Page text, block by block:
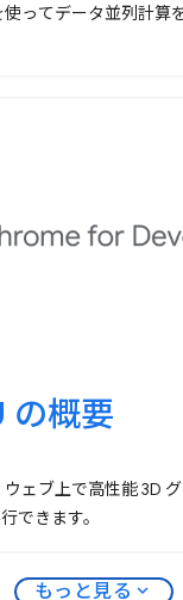
使ってデータ並列計算
の概要
ウェブ上で高性能 3D
できます。
もっと見る expand_more